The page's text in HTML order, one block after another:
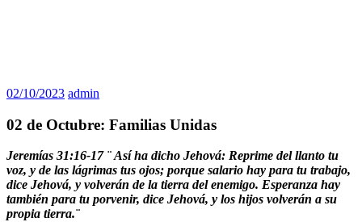
02/10/2023 admin
02 de Octubre: Familias Unidas
Jeremías 31:16-17 ¨ Así ha dicho Jehová: Reprime del llanto tu
voz, y de las lágrimas tus ojos; porque salario hay para tu trabajo,
dice Jehová, y volverán de la tierra del enemigo. Esperanza hay
también para tu porvenir, dice Jehová, y los hijos volverán a su
propia tierra.¨